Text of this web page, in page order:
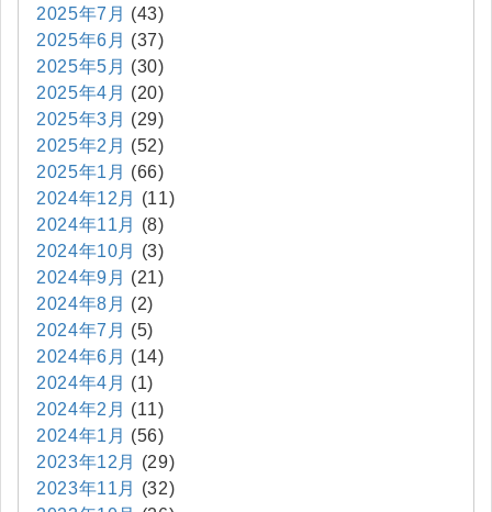
2025年7月 (43)
2025年6月 (37)
2025年5月 (30)
2025年4月 (20)
2025年3月 (29)
2025年2月 (52)
2025年1月 (66)
2024年12月
(11)
2024年11月
(8)
2024年10月
(3)
2024年9月 (21)
2024年8月 (2)
2024年7月 (5)
2024年6月 (14)
2024年4月 (1)
2024年2月 (11)
2024年1月 (56)
2023年12月
(29)
2023年11月
(32)